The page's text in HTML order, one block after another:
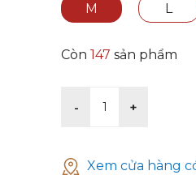
M L
Còn 147 sản phẩm
- 1 +
Xem cửa hàng